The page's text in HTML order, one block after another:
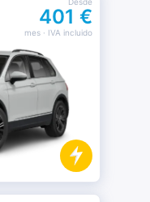
401 €
mes· IVA incluido